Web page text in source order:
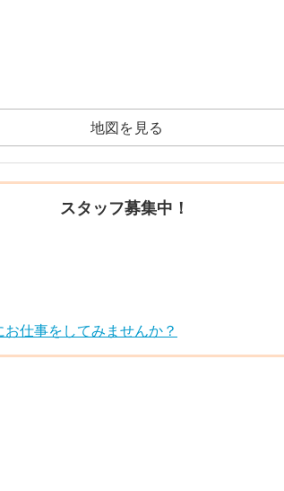
地図を見る
スタッフ募集中！
仕事をしてみませんか？